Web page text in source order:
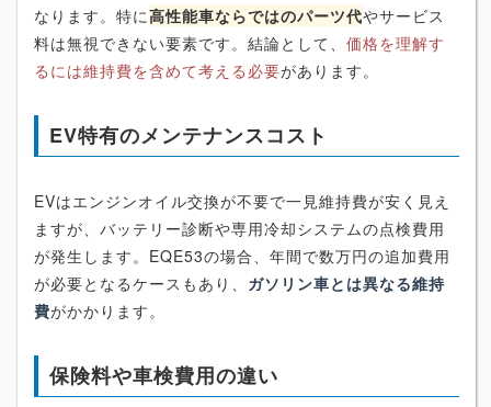
なります。特に高性能車ならではのパーツ代やサービス
料は無視できない要素です。結論として、 価格を理解す
るには維持費を含めて考える必要があります。
EV特有のメンテナンスコスト
EVはエンジンオイル交換が不要で一見維持費が安く見え
ますが、バッテリー診断や専用冷却システムの点検費用
が発生します。EQE53の場合、年間で数万円の追加費用
が必要となるケースもあり、 ガソリン車とは異なる維持
費がかかります。
保険料や車検費用の違い